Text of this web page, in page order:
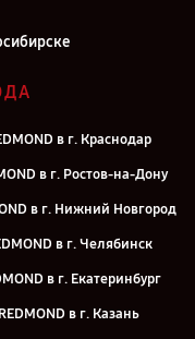
в г. Краснодар
в г. Ростов-на-Дону
в г. Нижний Новгород
в г. Челябинск
в г. Екатеринбург
в г. Казань